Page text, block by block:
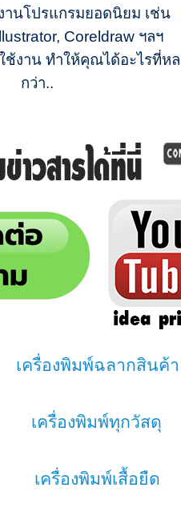
านโปรแกรมยอดนิยม เช่น
Coreldraw ฯลฯ
ช้งาน ทำให้คุณได้อะไรที่ห
กว่า..
เครื่องพิมพ์ฉลากสินค้า
เครื่องพิมพ์ทุกวัสดุ
เครื่องพิมพ์เสื้อยืด